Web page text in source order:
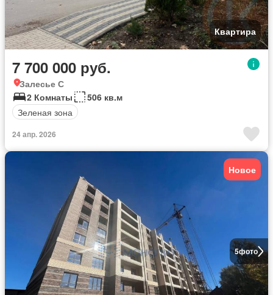
Квартира
7 700 000 руб.
Залесье С
2 Комнаты
506 кв.м
Зеленая зона
24 апр. 2026
5фото
Новое